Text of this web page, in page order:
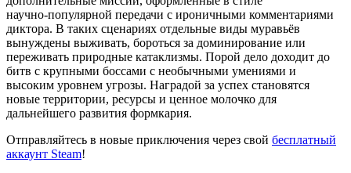
научно‑популярной передачи с ироничными комментариями
диктора. В таких сценариях отдельные виды муравьёв
вынуждены выживать, бороться за доминирование или
переживать природные катаклизмы. Порой дело доходит до
битв с крупными боссами с необычными умениями и
высоким уровнем угрозы. Наградой за успех становятся
новые территории, ресурсы и ценное молочко для
дальнейшего развития формкария.
Отправляйтесь в новые приключения через свой бесплатный
аккаунт Steam!